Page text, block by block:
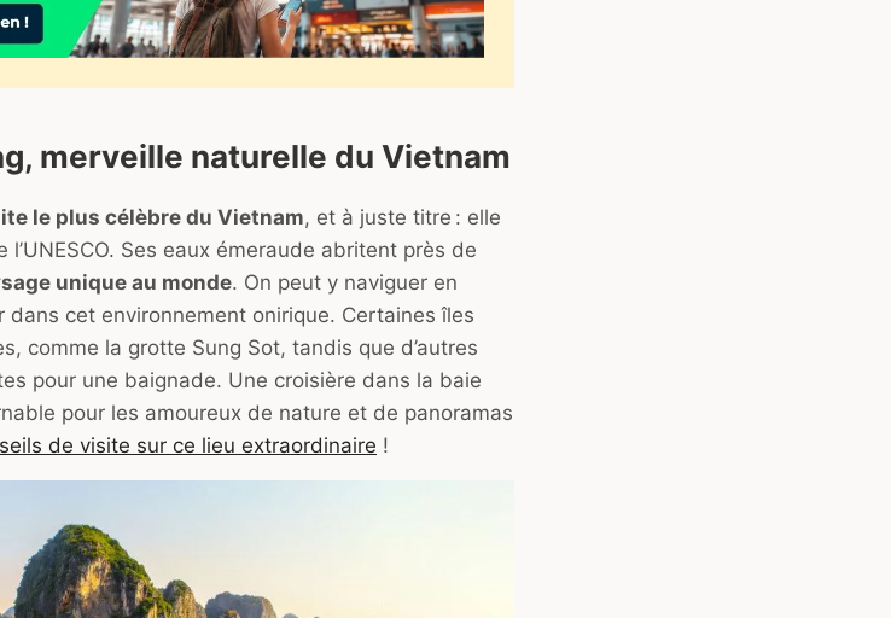
merveille naturelle du Vietnam
le plus célèbre du Vietnam, et à juste titre : elle
Ses eaux émeraude abritent près de
unique au monde. On peut y naviguer en
dans cet environnement onirique. Certaines îles
comme la grotte Sung Sot, tandis que d’autres
pour une baignade. Une croisière dans la baie
pour les amoureux de nature et de panoramas
de visite sur ce lieu extraordinaire !